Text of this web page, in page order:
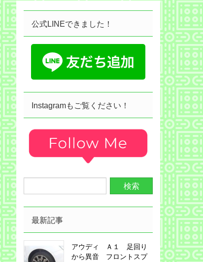
公式LINEできました！
Instagramもご覧ください！
最新記事
アウディ Ａ１ 足回り
から異音 フロントスプ